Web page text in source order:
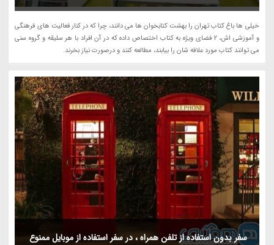
خیلی ها باغ کتاب تهران را بهشت کتابخوان ها می دانند، چرا که در کنار فعالیت های فرهنگی
و آموزشی اش، 2 فضای ویژه به کتاب اختصاص داده که در آن افراد با هر سلیقه و گروه سنی
می توانند کتاب مورد علاقه شان را بیابند، مطالعه کنند و درصورت نیاز بخرند.
سفر بدون استفاده از تلفن همراه ، در سفر استفاده از موبایل ممنوع